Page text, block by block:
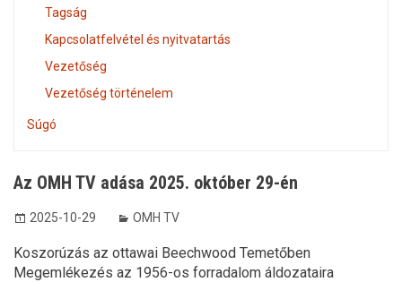
Tagság
Kapcsolatfelvétel és nyitvatartás
Vezetőség
Vezetőség történelem
Súgó
Az OMH TV adása 2025. október 29-én
2025-10-29 OMH TV
Koszorúzás az ottawai Beechwood Temetőben
Megemlékezés az 1956-os forradalom áldozataira